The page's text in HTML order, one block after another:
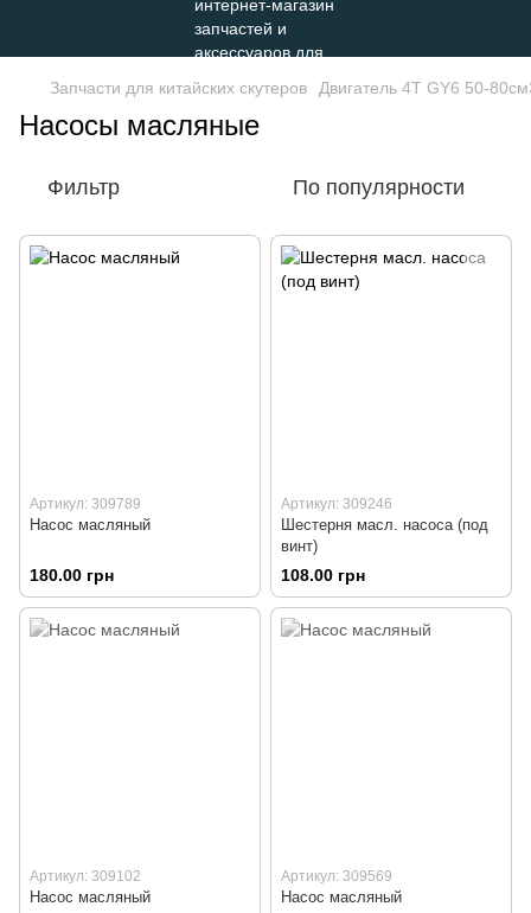
Запчасти для китайских скутеров Двигатель 4Т GY6 50-
Насосы масляные
Фильтр По популярности
Артикул: 309789
Насос масляный
180.00 грн
Артикул: 309246
Шестерня масл. насоса (под
винт)
108.00 грн
Артикул: 309102
Насос масляный
Артикул: 309569
Насос масляный